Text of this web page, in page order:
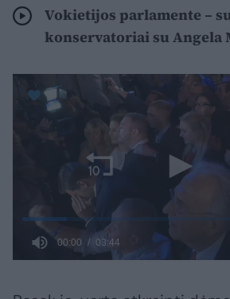
Vokietijos parlamente –
konservatoriai su Angela